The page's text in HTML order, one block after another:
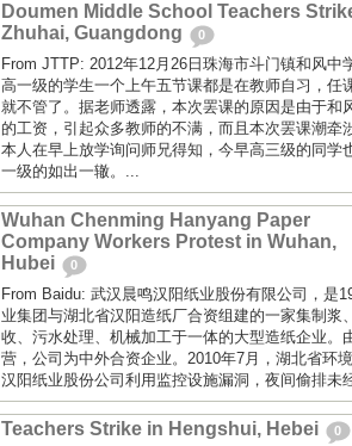
Doumen Middle School Teachers
Zhuhai, Guangdong
0
From JTTP: 2012年12月26日珠海市斗门镇和风中
高一级的学生一个上午五节课都是在教师自习，任
就不管了。据老师透露，本次罢课的原因是由于和
的工资，引起众多教师的不满，而且本次罢课潮牵
本人在早上放学询问师兄得知，今早高三级的同学
一级的如出一辙。...
Wuhan Chenming Hanyang Paper
Company Workers Protest in Wuhan,
Hubei
0
From Baidu: 武汉晨鸣汉阳纸业股份有限公司，是
业集团与湖北省汉阳造纸厂合资组建的一家集制浆
收、污水处理、机械加工于一体的大型造纸企业。
营，公司为中外合资企业。2010年7月，湖北省环
汉阳纸业股份公司利用监控设施漏洞，夜间偷排未
Teachers Strike in Hengshui, Hebei 0